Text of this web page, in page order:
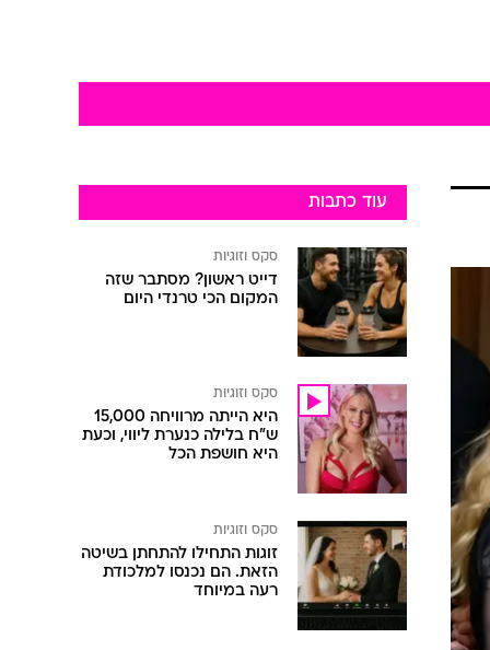
עוד כתבות
סקס וזוגיות
דייט ראשון? מסתבר שזה
המקום הכי טרנדי היום
סקס וזוגיות
היא הייתה מרוויחה 15,000
ש"ח בלילה כנערת ליווי, וכעת
היא חושפת הכל
סקס וזוגיות
זוגות התחילו להתחתן בשיטה
הזאת. הם נכנסו למלכודת
רעה במיוחד